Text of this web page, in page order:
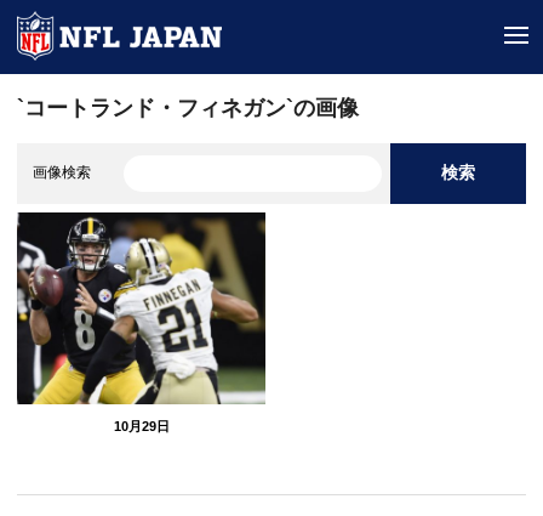
`コートランド・フィネガン`の画像
画像検索 検索
10月29日